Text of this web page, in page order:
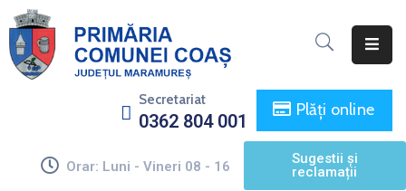
Acasă
Consiliul
Secretariat
0362 804 001
Plăți online
Orar: Luni - Vineri 08 - 16
Sugestii și
reclamații